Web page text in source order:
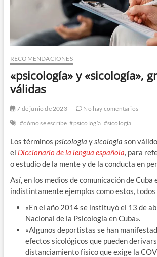
RECOMENDACIONES
«psicología» y «sicología»,
válidas
7 de junio de 2023
No hay comentarios
#cómo se escribe #psicología #sicología
Los términos psicología ysicología son
el Diccionario de la lengua española, para
o estudio de la mente y de la conducta en
Así, en los medios de comunicación de Cuba
indistintamente ejemplos como estos,
«En el año 2014 se instituyó el 13 de
Nacional de la Psicología en Cuba».
«Algunos deportistas se han
efectos sicológicos que pueden
distanciamiento físico que exige la